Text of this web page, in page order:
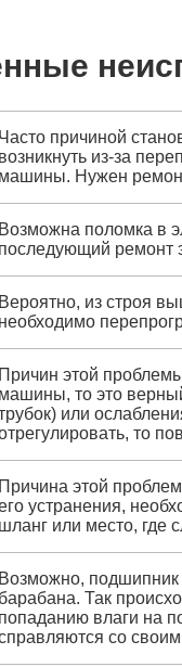
Часто причиной
возникнуть из-за
машины. Нужен
Возможна поломка в
последующий ремонт
Вероятно, из строя
необходимо
Причин этой
машины, то это
или
то
Причина этой
устранения,
шланг или место, где
Возможно,
барабана. Так
попаданию влаги на
со